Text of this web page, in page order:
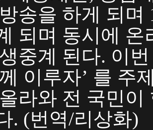
송을 하게 되며
되며 동시에
중계 된다. 이
이루자’ 를 주
라와 전 국민
. (번역/리상화)